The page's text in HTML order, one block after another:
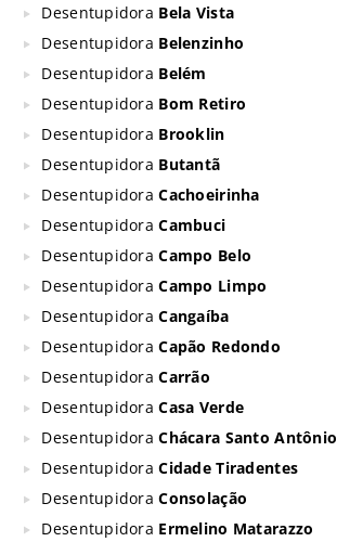
Desentupidora Bela Vista
Desentupidora Belenzinho
Desentupidora Belém
Desentupidora Bom Retiro
Desentupidora Brooklin
Desentupidora Butantã
DesentupidoraCachoeirinha
DesentupidoraCambuci
DesentupidoraCampo Belo
DesentupidoraCampo Limpo
DesentupidoraCangaíba
DesentupidoraCapão Redondo
DesentupidoraCarrão
DesentupidoraCasa Verde
DesentupidoraChácara Santo Antônio
DesentupidoraCidade Tiradentes
DesentupidoraConsolação
Desentupidora Ermelino Matarazzo